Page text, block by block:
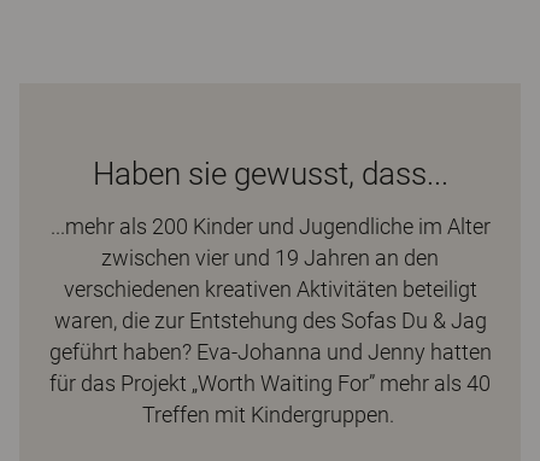
Haben sie gewusst, dass...
...mehr als 200 Kinder und Jugendliche im Alter
zwischen vier und 19 Jahren an den
verschiedenen kreativen Aktivitäten beteiligt
waren, die zur Entstehung des Sofas Du & Jag
geführt haben? Eva-Johanna und Jenny hatten
für das Projekt „Worth Waiting For” mehr als 40
Treffen mit Kindergruppen.